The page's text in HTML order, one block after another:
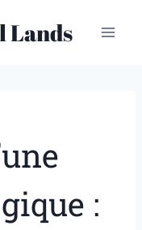
Lands
: